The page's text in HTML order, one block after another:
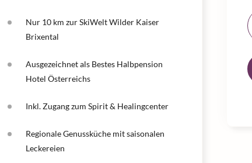
Nur 10 km zur SkiWelt Wilder Kaiser
Brixental
Ausgezeichnet als Bestes Halbpension
Hotel Österreichs
Inkl. Zugang zum Spirit & Healingcenter
Regionale Genussküche mit saisonalen
Leckereien